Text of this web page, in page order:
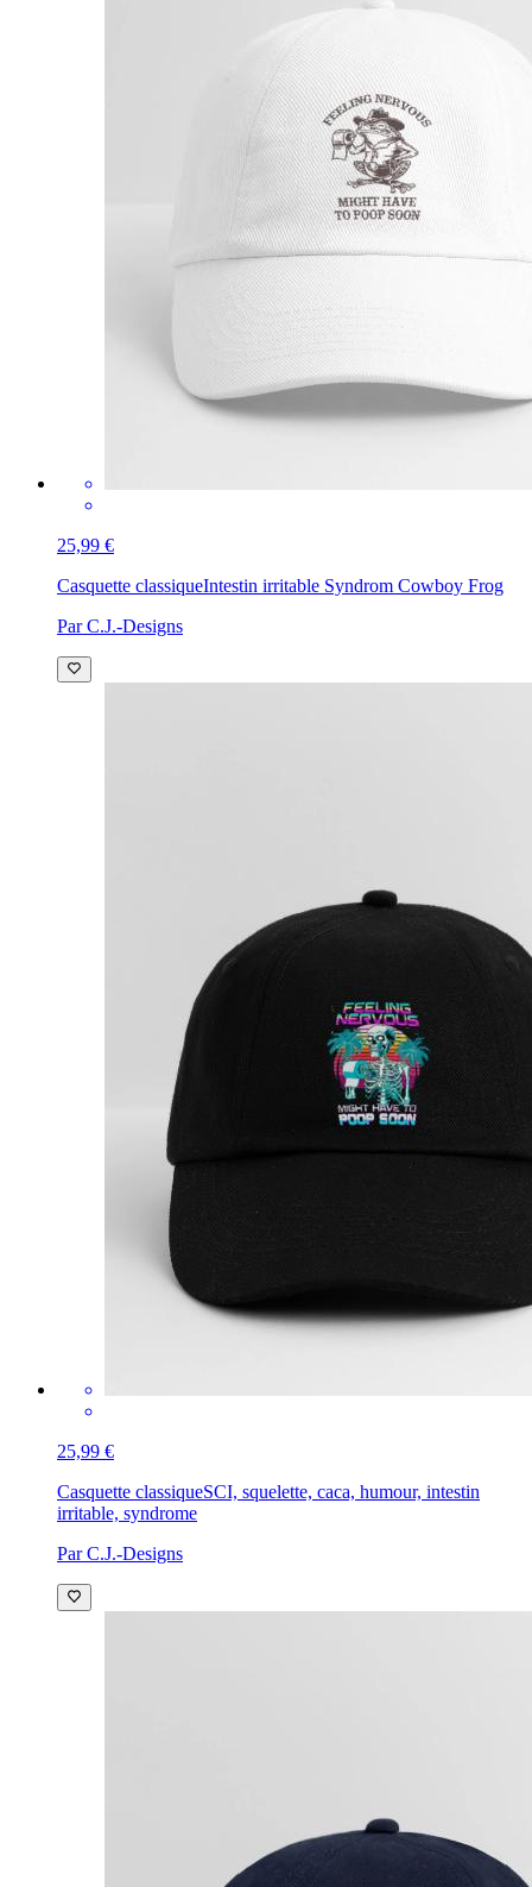
25,99 €
Casquette classiqueIntestin irritable Syndrom Cowboy Frog
Par C.J.-Designs
25,99 €
Casquette classiqueSCI, squelette, caca, humour, intestin
irritable, syndrome
Par C.J.-Designs